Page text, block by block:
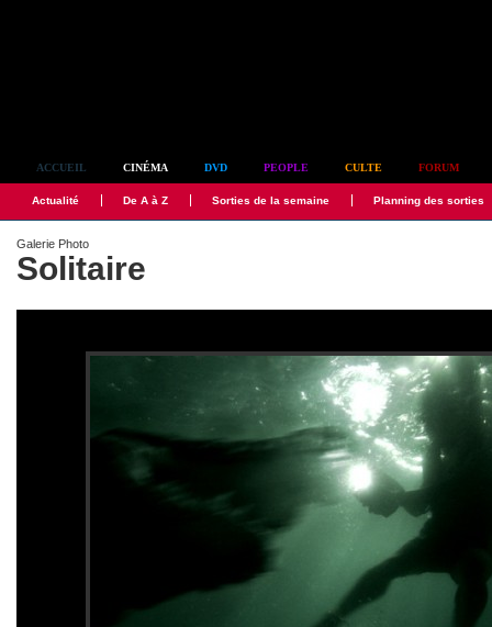
ACCUEIL CINÉMA DVD PEOPLE CULTE FORUM
Actualité De A à Z Sorties de la semaine Planning des sorties
Galerie Photo
Solitaire